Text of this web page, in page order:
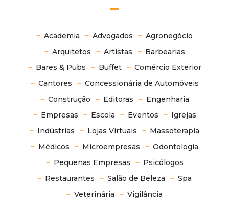
Academia Advogados
Agronegócio
Arquitetos
Artistas
Barbearias
Bares & Pubs
Buffet
Comércio Exterior
Cantores
Concessionária de Automóveis
Construção
Editoras
Engenharia
Empresas
Escola Eventos
Igrejas
Indústrias
Lojas Virtuais
Massoterapia
Médicos
Microempresas
Odontologia
Pequenas Empresas
Psicólogos
Restaurantes
Salão de Beleza
Spa
Veterinária
Vigilância